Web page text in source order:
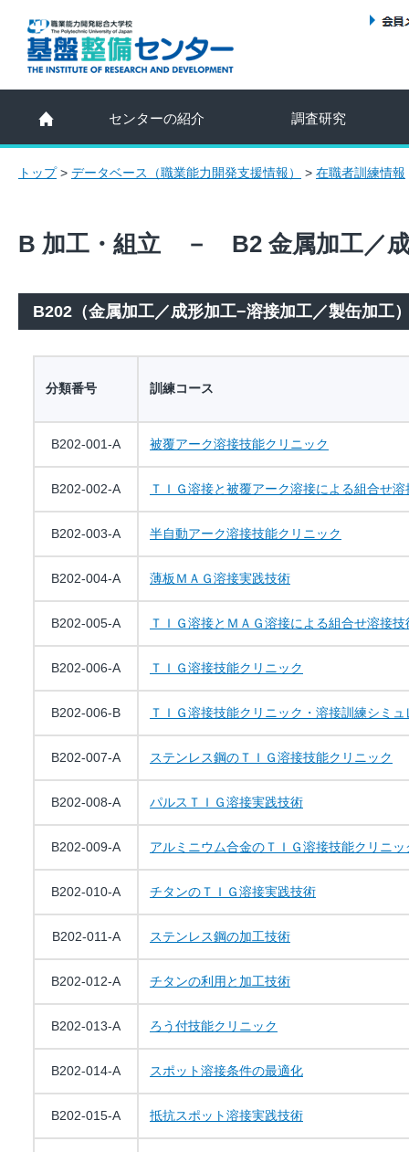
センターの紹介 調査研究
トップ> データベース（職業能力開発支援情報） > 在職者訓練情報
B 加工・組立 － B2 金属加工／
B202（金属加工／成形加工−溶接加工／製缶加工
分類番号 訓練コース
B202-001-A 被覆アーク溶接技能クリニック
B202-002-A ＴＩＧ溶接と被覆アーク溶接による組合せ溶
B202-003-A 半自動アーク溶接技能クリニック
B202-004-A 薄板ＭＡＧ溶接実践技術
B202-005-A ＴＩＧ溶接とＭＡＧ溶接による組合せ溶接技
B202-006-A ＴＩＧ溶接技能クリニック
B202-006-B ＴＩＧ溶接技能クリニック・溶接訓練シミ
B202-007-A ステンレス鋼のＴＩＧ溶接技能クリニック
B202-008-A パルスＴＩＧ溶接実践技術
B202-009-A アルミニウム合金のＴＩＧ溶接技能クリニッ
B202-010-A チタンのＴＩＧ溶接実践技術
B202-011-A ステンレス鋼の加工技術
B202-012-A チタンの利用と加工技術
B202-013-A ろう付技能クリニック
B202-014-A スポット溶接条件の最適化
B202-015-A 抵抗スポット溶接実践技術